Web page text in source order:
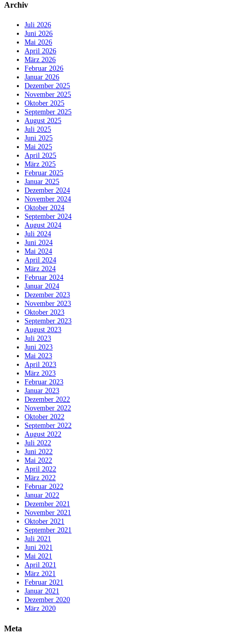
Archiv
Juli 2026
Juni 2026
Mai 2026
April 2026
März 2026
Februar 2026
Januar 2026
Dezember 2025
November 2025
Oktober 2025
September 2025
August 2025
Juli 2025
Juni 2025
Mai 2025
April 2025
März 2025
Februar 2025
Januar 2025
Dezember 2024
November 2024
Oktober 2024
September 2024
August 2024
Juli 2024
Juni 2024
Mai 2024
April 2024
März 2024
Februar 2024
Januar 2024
Dezember 2023
November 2023
Oktober 2023
September 2023
August 2023
Juli 2023
Juni 2023
Mai 2023
April 2023
März 2023
Februar 2023
Januar 2023
Dezember 2022
November 2022
Oktober 2022
September 2022
August 2022
Juli 2022
Juni 2022
Mai 2022
April 2022
März 2022
Februar 2022
Januar 2022
Dezember 2021
November 2021
Oktober 2021
September 2021
Juli 2021
Juni 2021
Mai 2021
April 2021
März 2021
Februar 2021
Januar 2021
Dezember 2020
März 2020
Meta